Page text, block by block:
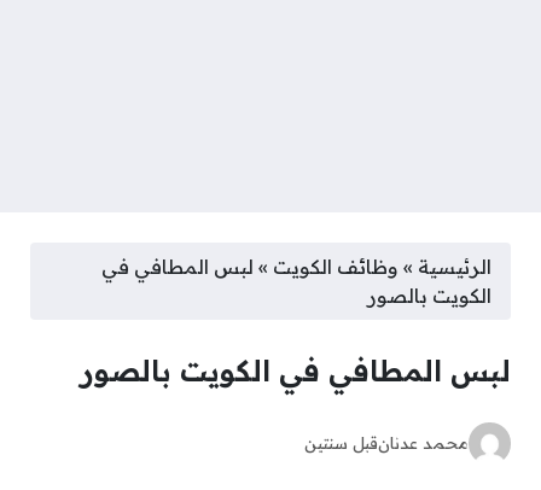
الرئيسية » وظائف الكويت » لبس المطافي في
الكويت بالصور
لبس المطافي في الكويت بالصور
محمد عدنانقبل سنتين